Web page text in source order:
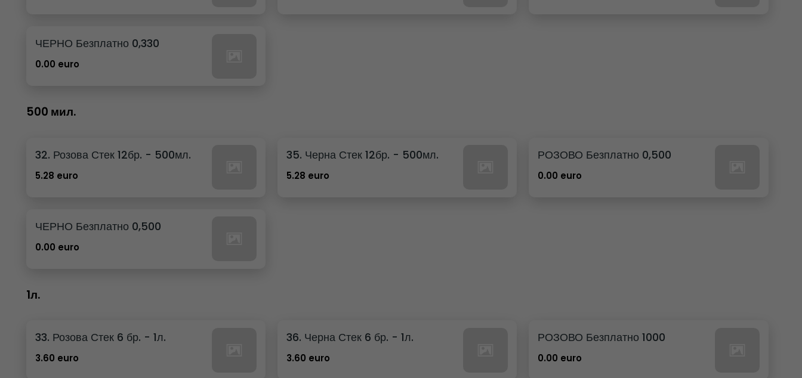
ЧЕРНО Безплатно 0,330
0.00 euro
500 мил.
32. Розова Стек 12бр. - 500мл.
5.28 euro
35. Черна Стек 12бр. - 500мл.
5.28 euro
РОЗОВО Безплатно 0,500
0.00 euro
ЧЕРНО Безплатно 0,500
0.00 euro
1л.
33. Розова Стек 6 бр. - 1л.
3.60 euro
36. Черна Стек 6 бр. - 1л.
3.60 euro
РОЗОВО Безплатно 1000
0.00 euro